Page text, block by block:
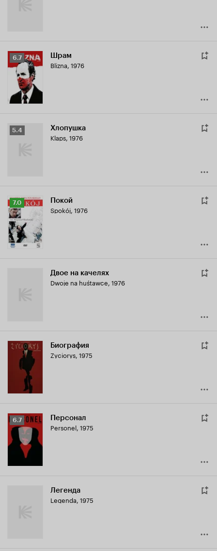
Рейтинг
Кинопоиска
6.7
6.7 Шрам
Blizna, 1976
Рейтинг
5.4 Хлопушка
Klaps, 1976
Рейтинг
Кинопоиска
7.0
7.0 Покой
Spokój, 1976
Двое на качелях
Dwoje na huśtawce, 1976
Биография
Zyciorys, 1975
Рейтинг
Кинопоиска
6.7
6.7 Персонал
Personel, 1975
Легенда
Legenda, 1975